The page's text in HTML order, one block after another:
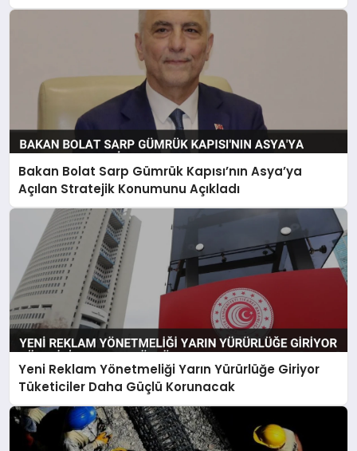
Bakan Bolat Sarp Gümrük Kapısı’nın Asya’ya
Açılan Stratejik Konumunu Açıkladı
Yeni Reklam Yönetmeliği Yarın Yürürlüğe Giriyor
Tüketiciler Daha Güçlü Korunacak